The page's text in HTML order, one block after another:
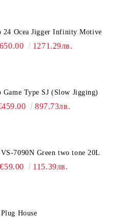
24 Ocea Jigger Infinity Motive
1271.29лв.
Game Type SJ (Slow Jigging)
897.73лв.
7090N Green two tone 20L
€59.00 115.39лв.
House